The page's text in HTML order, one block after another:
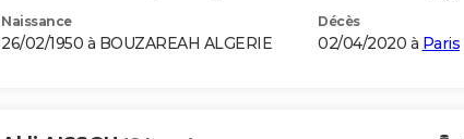
Naissance
26/02/1950 à BOUZAREAH ALGERIE
Décès
02/04/2020 à Paris